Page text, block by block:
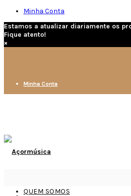
Minha Conta
Estamos a atualizar diariamente os
Fique atento!
×
Minha Conta
QUEM SOMOS